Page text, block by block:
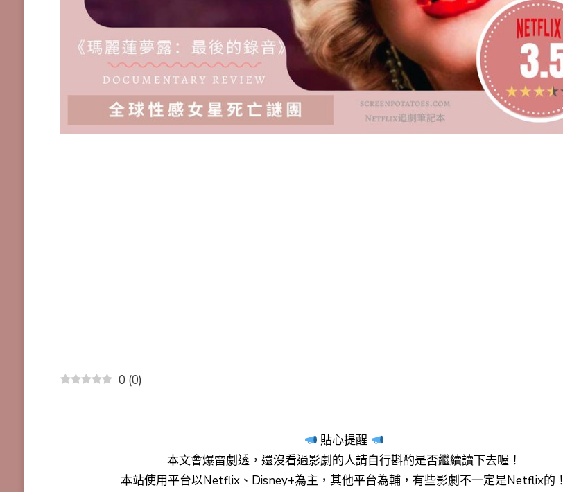
0 (0)
貼心提醒
本文會爆雷劇透 ，還沒看過影劇的人請自行斟酌是否繼續讀下去喔！
本站使用平台以Netflix、Disney+為主，其他平台為輔，有些影劇不一定是Netflix的！